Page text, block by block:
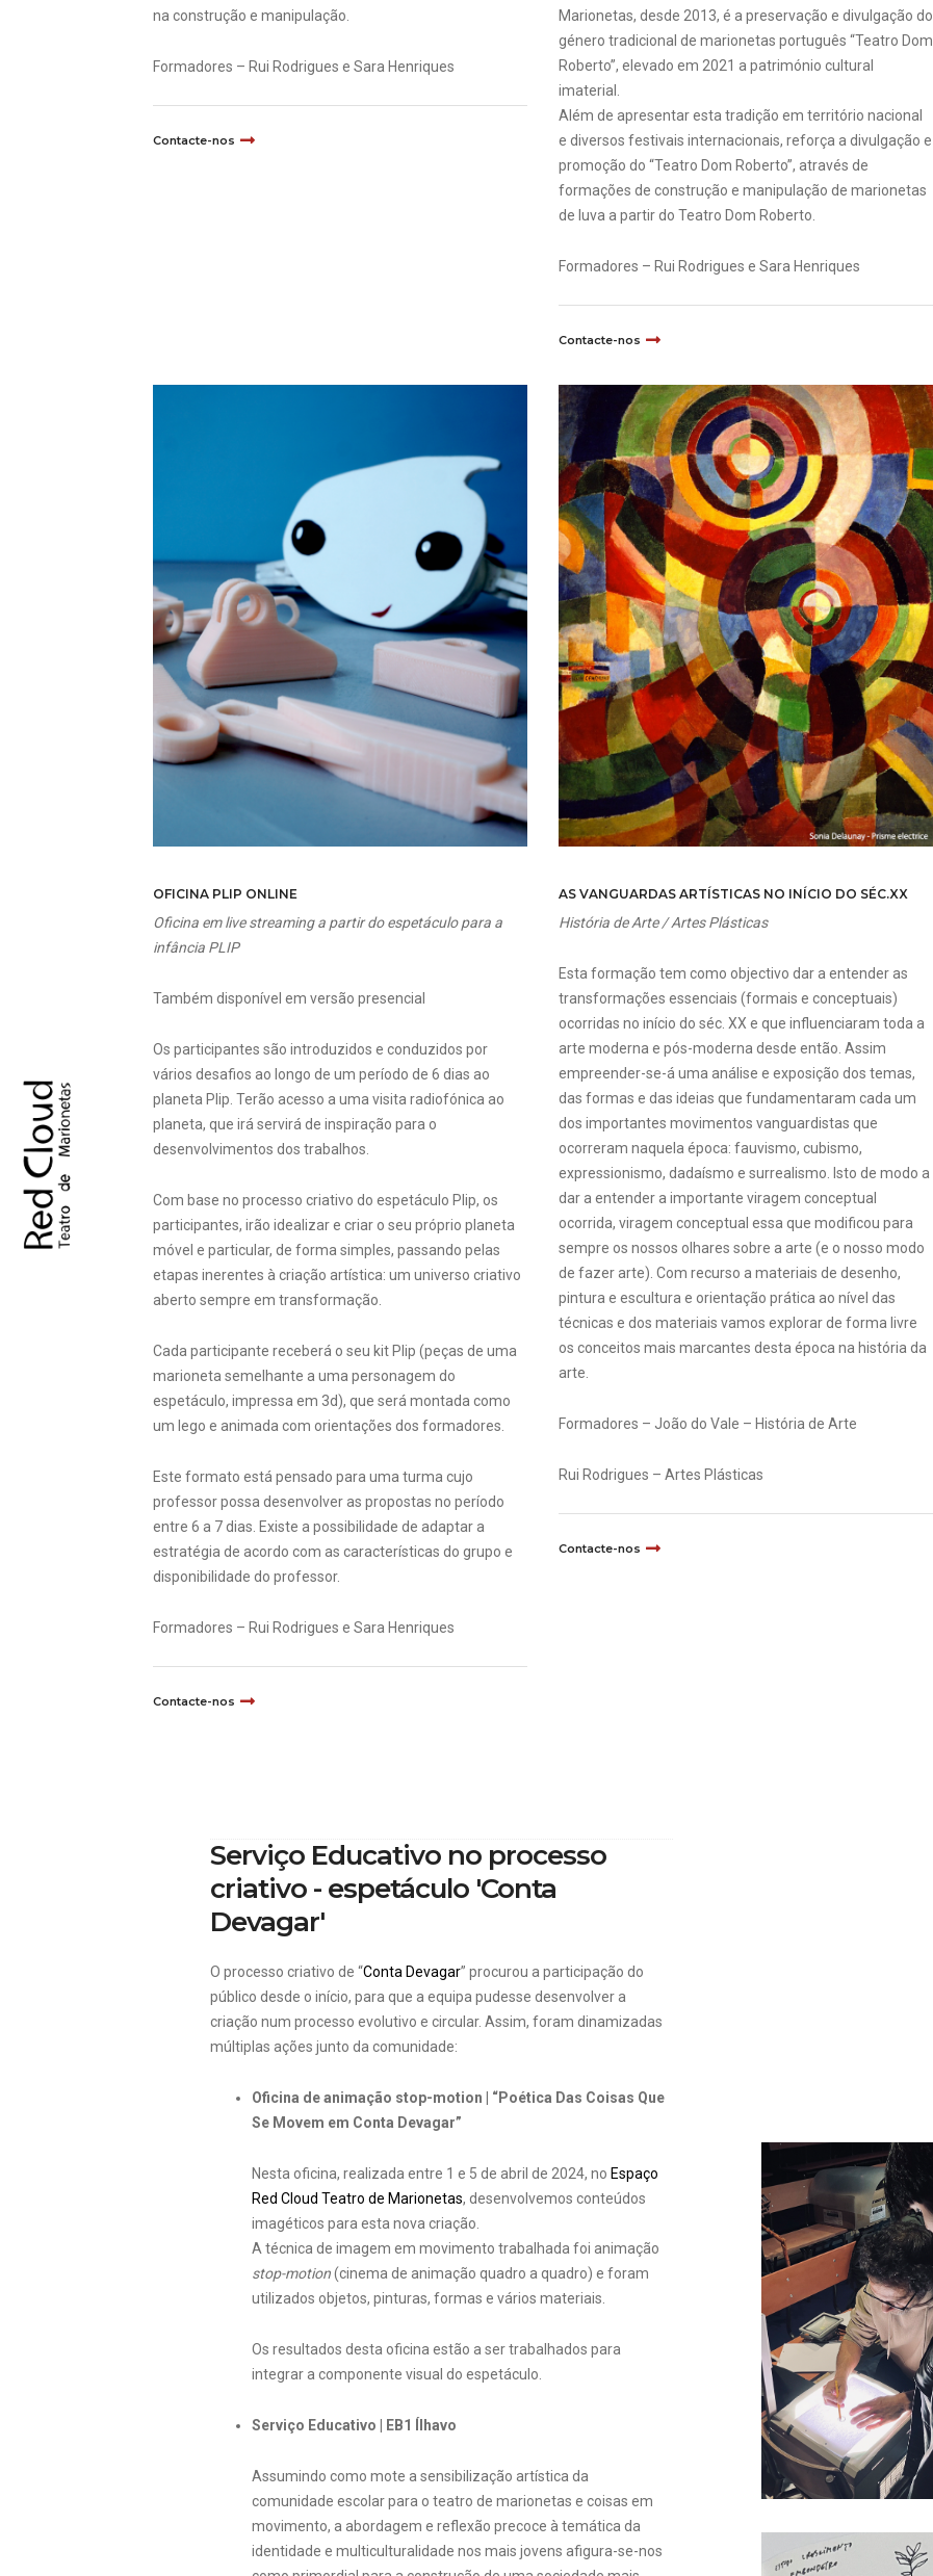
na construção e manipulação.
​Formadores – Rui Rodrigues e Sara Henriques
Contacte-nos
Marionetas, desde 2013, é a preservação e divulgação do
género tradicional de marionetas português “Teatro Dom
Roberto”, elevado em 2021 a património cultural
imaterial.
Além de apresentar esta tradição em território nacional
e diversos festivais internacionais, reforça a divulgação e
promoção do “Teatro Dom Roberto”, através de
formações de construção e manipulação de marionetas
de luva a partir do Teatro Dom Roberto.
Formadores – Rui Rodrigues e Sara Henriques
Contacte-nos
OFICINA PLIP ONLINE
Oficina em live streaming a partir do espetáculo para a
infância PLIP
Também disponível em versão presencial
Os participantes são introduzidos e conduzidos por
vários desafios ao longo de um período de 6 dias ao
planeta Plip. Terão acesso a uma visita radiofónica ao
planeta, que irá servirá de inspiração para o
desenvolvimentos dos trabalhos.
Com base no processo criativo do espetáculo Plip, os
participantes, irão idealizar e criar o seu próprio planeta
móvel e particular, de forma simples, passando pelas
etapas inerentes à criação artística: um universo criativo
aberto sempre em transformação.
Cada participante receberá o seu kit Plip (peças de uma
marioneta semelhante a uma personagem do
espetáculo, impressa em 3d), que será montada como
um lego e animada com orientações dos formadores.
Este formato está pensado para uma turma cujo
professor possa desenvolver as propostas no período
entre 6 a 7 dias. Existe a possibilidade de adaptar a
estratégia de acordo com as características do grupo e
disponibilidade do professor.
Formadores – Rui Rodrigues e Sara Henriques
Contacte-nos
AS VANGUARDAS ARTÍSTICAS NO INÍCIO DO SÉC.XX
História de Arte / Artes Plásticas
Esta formação tem como objectivo dar a entender as
transformações essenciais (formais e conceptuais)
ocorridas no início do séc. XX e que influenciaram toda a
arte moderna e pós-moderna desde então. Assim
empreender-se-á uma análise e exposição dos temas,
das formas e das ideias que fundamentaram cada um
dos importantes movimentos vanguardistas que
ocorreram naquela época: fauvismo, cubismo,
expressionismo, dadaísmo e surrealismo. Isto de modo a
dar a entender a importante viragem conceptual
ocorrida, viragem conceptual essa que modificou para
sempre os nossos olhares sobre a arte (e o nosso modo
de fazer arte). Com recurso a materiais de desenho,
pintura e escultura e orientação prática ao nível das
técnicas e dos materiais vamos explorar de forma livre
os conceitos mais marcantes desta época na história da
arte.
Formadores – João do Vale – História de Arte
Rui Rodrigues – Artes Plásticas
Contacte-nos
Serviço Educativo no processo
criativo - espetáculo 'Conta
Devagar'
O processo criativo de “Conta Devagar” procurou a participação do
público desde o início, para que a equipa pudesse desenvolver a
criação num processo evolutivo e circular. Assim, foram dinamizadas
múltiplas ações junto da comunidade:
Oficina de animação stop-motion | “Poética Das Coisas Que
Se Movem em Conta Devagar”
Nesta oficina, realizada entre 1 e 5 de abril de 2024, noEspaço
Red Cloud Teatro de Marionetas, desenvolvemos conteúdos
imagéticos para esta nova criação.
A técnica de imagem em movimento trabalhada foi animação
stop-motion(cinema de animação quadro a quadro) e foram
utilizados objetos, pinturas, formas e vários materiais.
Os resultados desta oficina estão a ser trabalhados para
integrar a componente visual do espetáculo.
Serviço Educativo | EB1 Ílhavo
Assumindo como mote a sensibilização artística da
comunidade escolar para o teatro de marionetas e coisas em
movimento, a abordagem e reflexão precoce à temática da
identidade e multiculturalidade nos mais jovens afigura-se-nos